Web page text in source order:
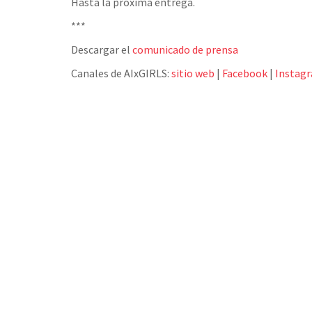
***
Descargar el comunicado de prensa
Canales de AIxGIRLS: sitio web | Facebook |